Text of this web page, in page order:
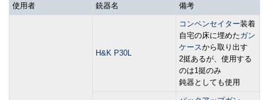
使用者 銃器名 備考
H&K P30L
コンペンセイター装着
自宅の床に埋めたガン
ケースから取り出す
2挺あるが、使用する
のは1挺のみ
鈍器としても使用